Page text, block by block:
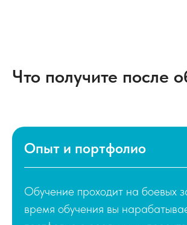
Что получите после
Опыт и портфолио
Обучение проходит на боевых
время обучения вы